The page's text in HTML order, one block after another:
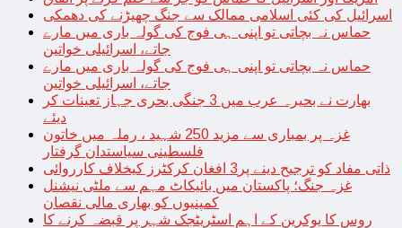
اسرائیل کی کئی اسلامی ممالک سے جنگ چھیڑنے کی دھمکی
حماس نہ بچاتی تو اپنی ہی فوج کی گولہ باری میں مارے
جاتے، اسرائیلی خواتین
حماس نہ بچاتی تو اپنی ہی فوج کی گولہ باری میں مارے
جاتے، اسرائیلی خواتین
بھارت نے بحیرہ عرب میں 3 جنگی بحری جہاز تعینات کر
دیئے
غزہ پر بمباری سے مزید 250 شہید ، رملہ میں خاتون
فلسطینی سیاستدان گرفتار
ذاتی مفاد کو ترجیح دینے پر3 افغان کرکٹرز کیخلاف کارروائی
غزہ جنگ؛ پاکستان میں بائیکاٹ مہم سے ملٹی نیشنل
کمپنیوں کو بھاری مالی نقصان
روس کا یوکرین کے اہم اسٹریٹجک شہر پر قبضہ کرنے کا